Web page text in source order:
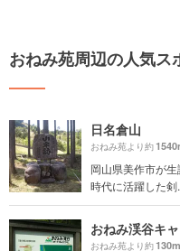
おねみ苑周辺の人気ス
日名倉山
おねみ苑より約
岡山県美作市が
時代に活躍した剣
おねみ渓谷キ
おねみ苑より約130m